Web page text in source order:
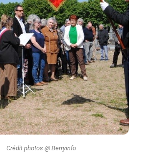
Crédit photos @ Berryinfo